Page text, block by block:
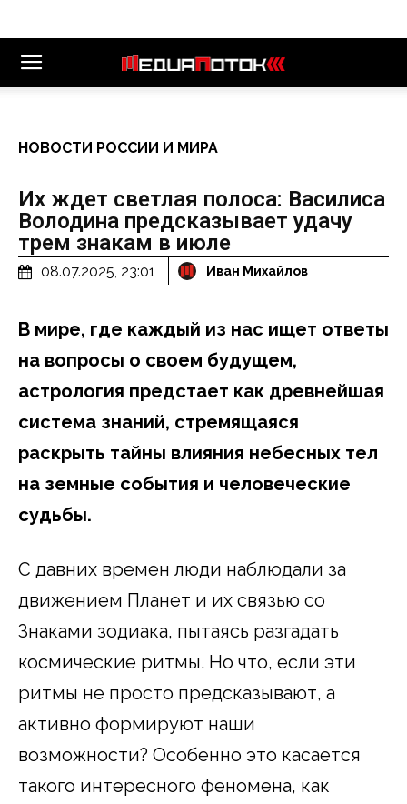
НОВОСТИ РОССИИ И МИРА
Их ждет светлая полоса: Василиса
Володина предсказывает удачу
трем знакам в июле
08.07.2025, 23:01 Иван Михайлов
В мире, где каждый из нас ищет ответы
на вопросы о своем будущем,
астрология предстает как древнейшая
система знаний, стремящаяся
раскрыть тайны влияния небесных тел
на земные события и человеческие
судьбы.
С давних времен люди наблюдали за
движением Планет и их связью со
Знаками зодиака, пытаясь разгадать
космические ритмы. Но что, если эти
ритмы не просто предсказывают, а
активно формируют наши
возможности? Особенно это касается
такого интересного феномена, как